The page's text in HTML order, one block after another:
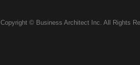
Copyright © Business Architect Inc. All Rights